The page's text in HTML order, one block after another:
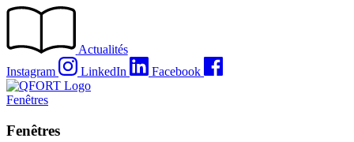
Passer
Actualités
Instagram
LinkedIn Facebook
Fenêtres
Fenêtres